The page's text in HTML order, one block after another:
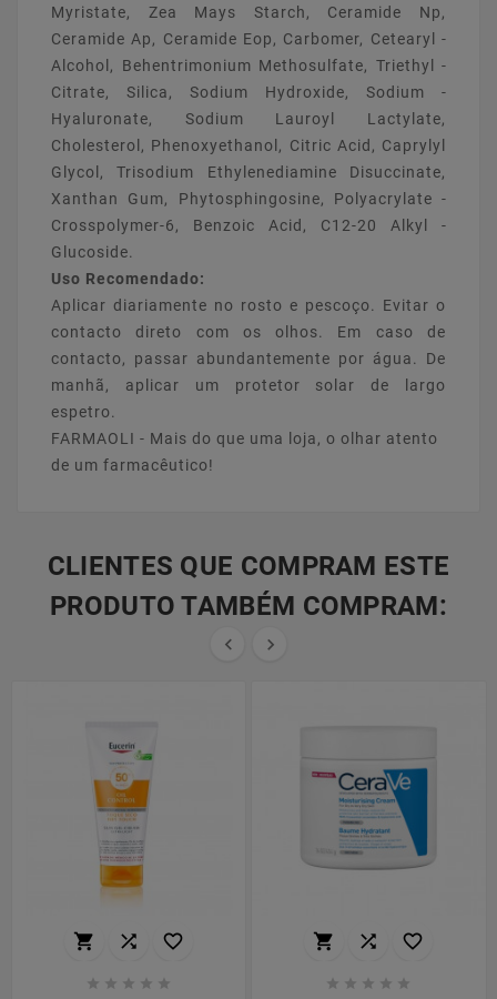
Myristate, Zea ­Mays ­Starch, Ceramide ­Np,
Ceramide ­Ap, Ceramide ­Eop, Carbomer, Cetearyl ­
Alcohol, Behentrimonium ­Methosulfate, Triethyl ­
Citrate, Silica, Sodium ­Hydroxide, Sodium ­
Hyaluronate, Sodium ­Lauroyl ­Lactylate,
Cholesterol, Phenoxyethanol, Citric ­Acid, Caprylyl
­Glycol, Trisodium ­Ethylenediamine ­Disuccinate,
Xanthan ­Gum, Phytosphingosine, Polyacrylate ­
Crosspolymer-­6, Benzoic ­Acid, C12-­20 ­Alkyl ­
Glucoside.
Uso Recomendado:
Aplicar diariamente no rosto e pescoço. Evitar o
contacto direto com os olhos. Em caso de
contacto, passar abundantemente por água. De
manhã, aplicar um protetor solar de largo
espetro.
FARMAOLI - Mais do que uma loja, o olhar atento
de um farmacêutico!
CLIENTES QUE COMPRAM ESTE
PRODUTO TAMBÉM COMPRAM:
 
  
    
  
    